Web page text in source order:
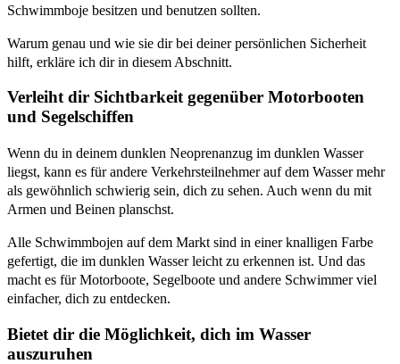
Schwimmboje besitzen und benutzen sollten.
Warum genau und wie sie dir bei deiner persönlichen Sicherheit
hilft, erkläre ich dir in diesem Abschnitt.
Verleiht dir Sichtbarkeit gegenüber Motorbooten
und Segelschiffen
Wenn du in deinem dunklen Neoprenanzug im dunklen Wasser
liegst, kann es für andere Verkehrsteilnehmer auf dem Wasser mehr
als gewöhnlich schwierig sein, dich zu sehen. Auch wenn du mit
Armen und Beinen planschst.
Alle Schwimmbojen auf dem Markt sind in einer knalligen Farbe
gefertigt, die im dunklen Wasser leicht zu erkennen ist. Und das
macht es für Motorboote, Segelboote und andere Schwimmer viel
einfacher, dich zu entdecken.
Bietet dir die Möglichkeit, dich im Wasser
auszuruhen